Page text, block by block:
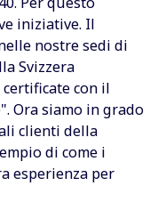
iniziative. Il
nostre sedi di
Svizzera
certificate con il
Ora siamo in grado
clienti della
di come i
esperienza per